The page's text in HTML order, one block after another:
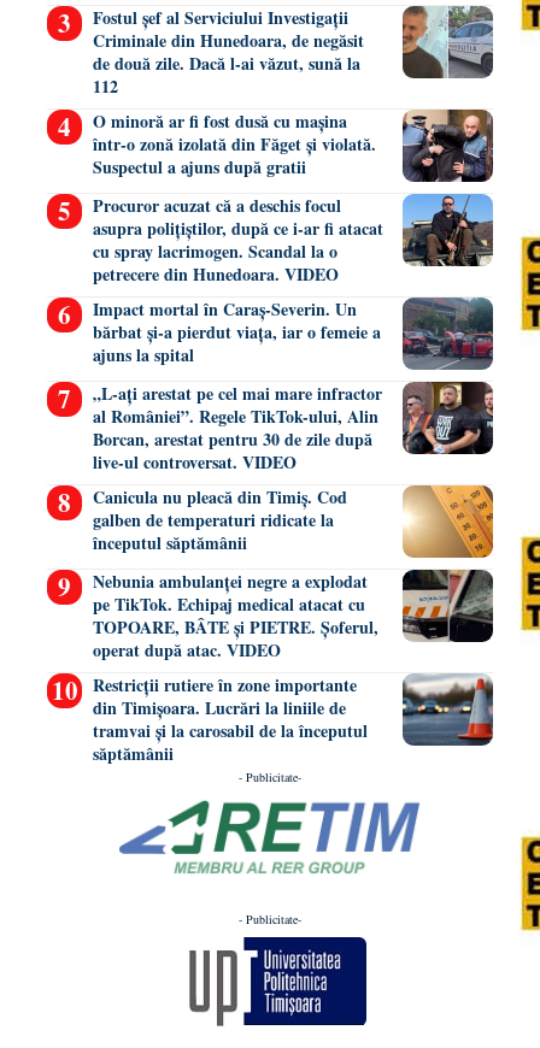
Fostul șef al Serviciului Investigații
Criminale din Hunedoara, de negăsit
de două zile. Dacă l-ai văzut, sună la
112
O minoră ar fi fost dusă cu mașina
într-o zonă izolată din Făget și violată.
Suspectul a ajuns după gratii
Procuror acuzat că a deschis focul
asupra polițiștilor, după ce i-ar fi atacat
cu spray lacrimogen. Scandal la o
petrecere din Hunedoara. VIDEO
Impact mortal în Caraș-Severin. Un
bărbat și-a pierdut viața, iar o femeie a
ajuns la spital
„L-ați arestat pe cel mai mare infractor
al României”. Regele TikTok-ului, Alin
Borcan, arestat pentru 30 de zile după
live-ul controversat. VIDEO
Canicula nu pleacă din Timiș. Cod
galben de temperaturi ridicate la
începutul săptămânii
Nebunia ambulanței negre a explodat
pe TikTok. Echipaj medical atacat cu
TOPOARE, BÂTE și PIETRE. Șoferul,
operat după atac. VIDEO
Restricții rutiere în zone importante
din Timișoara. Lucrări la liniile de
tramvai și la carosabil de la începutul
săptămânii
- Publicitate-
- Publicitate-